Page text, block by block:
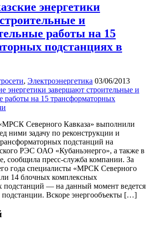
энергетики
и
работы на 15
подстанциях в
, Электроэнергетика 03/06/2013
Северного Кавказа» выполнили
ними задачу по реконструкции и
подстанций на
РЭС ОАО «Кубаньэнерго», а также в
сообщила пресс-служба компании. За
года специалисты «МРСК Северного
14 блочных комплексных
подстанций — на данный момент ведется
Вскоре энергообъекты […]